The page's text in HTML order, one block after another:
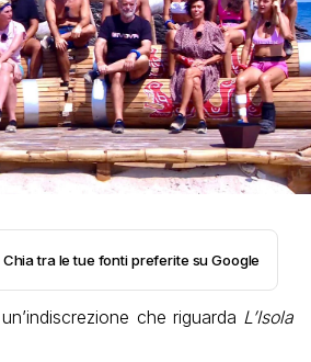
tra le tue fonti preferite su Google
che riguarda L’Isola